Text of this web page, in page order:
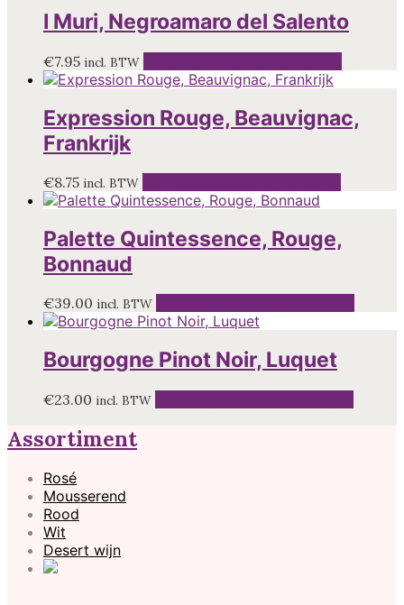
I Muri, Negroamaro del Salento
€7.95 incl. BTW
Expression Rouge, Beauvignac,
Frankrijk
€8.75 incl. BTW
Palette Quintessence, Rouge,
Bonnaud
€39.00 incl. BTW
Bourgogne Pinot Noir, Luquet
€23.00 incl. BTW
Assortiment
Rosé
Mousserend
Rood
Wit
Desert wijn